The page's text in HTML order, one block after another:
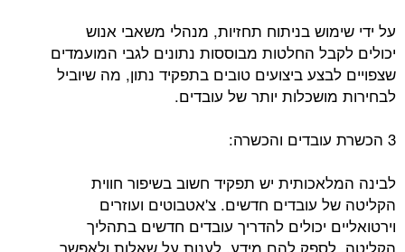
על ידי שימוש בניתוח תחזיות, מנהלי משאבי אנוש
יכולים לקבל החלטות מבוססות נתונים לגבי המועמדים
שצפויים לבצע ביצועים טובים בתפקיד נתון, מה שיוביל
לבחירות מושכלות יותר של עובדים.
3 הכשרת עובדים והכשרה:
לבינה המלאכותית יש תפקיד חשוב בשיפור חווית
הקליטה של עובדים חדשים. צ'אטבוטים ועוזרים
וירטואליים יכולים להדריך עובדים חדשים בתהליך
הקליטה, לספק להם מידע, לענות על שאלות ולאפשר